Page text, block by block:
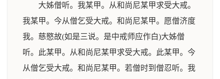
大姊僧听。我某甲。从和尚尼某甲求受大戒。
我某甲。今从僧乞受大戒。和尚尼某甲。愿僧济度
我。慈愍故(如是三说。是中戒师应作白)大姊僧
听。此某甲。从和尚尼某甲求受大戒。此某甲。今
从僧乞受大戒。和尚尼某甲。若僧时到僧忍听。我